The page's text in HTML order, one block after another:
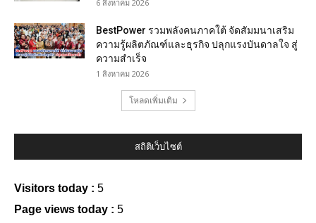
6 สิงหาคม 2026
BestPower รวมพลังคนภาคใต้ จัดสัมมนาเสริม
ความรู้ผลิตภัณฑ์และธุรกิจ ปลุกแรงบันดาลใจ สู่
ความสำเร็จ
1 สิงหาคม 2026
โหลดเพิ่มเติม
สถิติเว็บไซต์
Visitors today : 5
Page views today : 5